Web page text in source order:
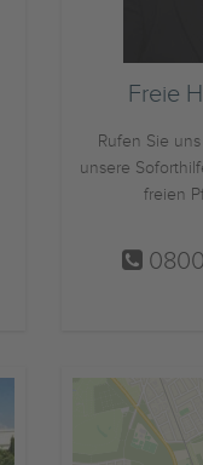
Freie
Rufen Sie
unsere
freien